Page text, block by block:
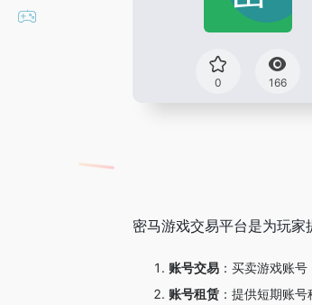
0 166
密马游戏交易平台是为玩家
账号交易 ：买卖游戏账
账号租赁 ：提供短期账